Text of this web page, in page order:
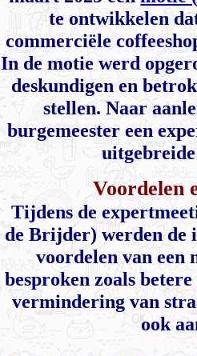
te ontwikkelen
commerciële
In de motie werd
deskundigen en
stellen. Naar
burgemeester een
Voordelen
Tijdens de
de Brijder) werden de
voordelen van een
besproken zoals
vermindering van
ook